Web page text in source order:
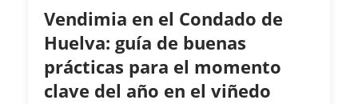
Vendimia en el Condado de
Huelva: guía de buenas
prácticas para el momento
clave del año en el viñedo